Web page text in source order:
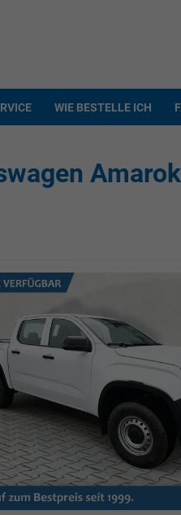
WIE BESTELLE ICH
Amarok